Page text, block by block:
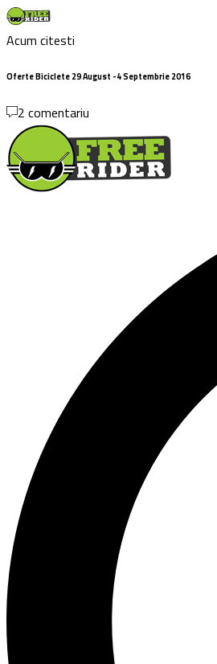
Acum citesti
Oferte Biciclete 29 August -4 Septembrie 2016
2 comentariu